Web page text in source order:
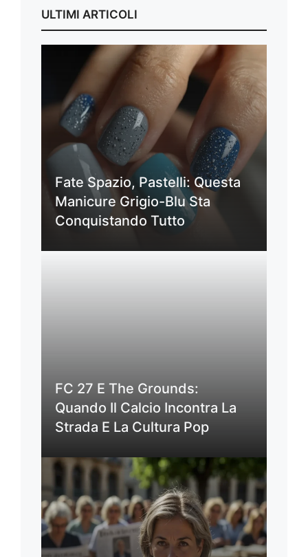
ULTIMI ARTICOLI
Fate Spazio, Pastelli: Questa
Manicure Grigio-Blu Sta
Conquistando Tutto
FC 27 E The Grounds:
Quando Il Calcio Incontra La
Strada E La Cultura Pop